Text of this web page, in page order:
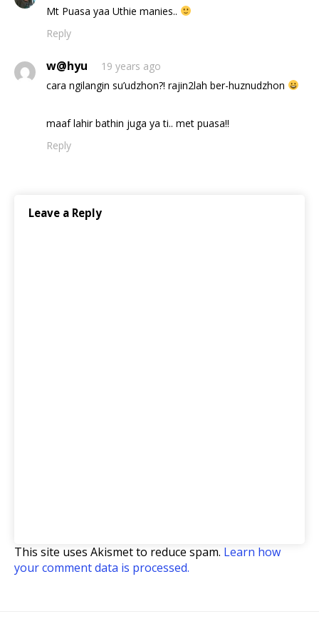
Mt Puasa yaa Uthie manies..
Reply
w@hyu
19 years ago
cara ngilangin su’udzhon?! rajin2lah ber-huznudzhon
maaf lahir bathin juga ya ti.. met puasa!!
Reply
Leave a Reply
This site uses Akismet to reduce spam. Learn how
your comment data is processed.